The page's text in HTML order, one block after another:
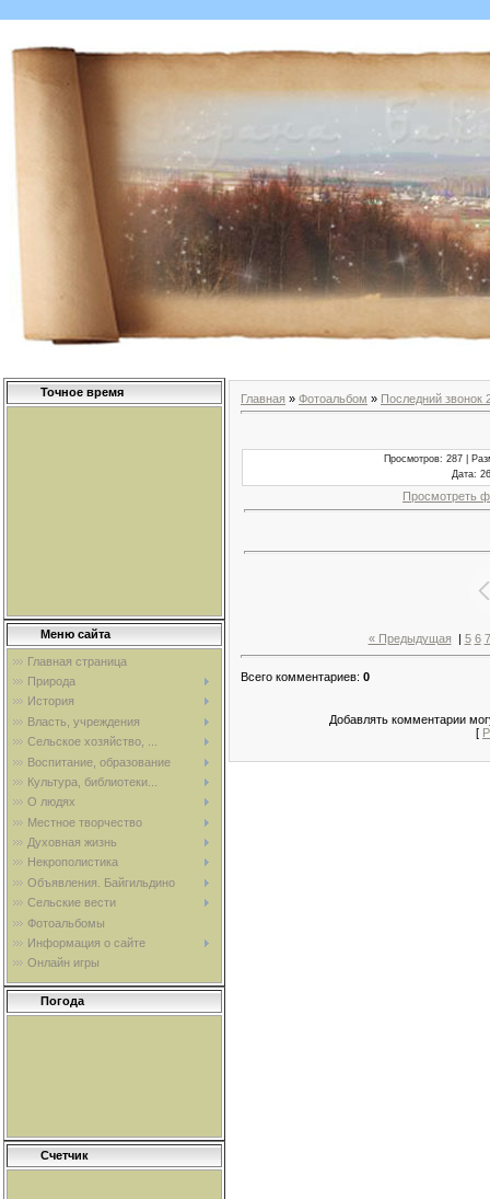
Точное время
Меню сайта
Главная страница
Природа
История
Власть, учреждения
Сельское хозяйство, ...
Воспитание, образование
Культура, библиотеки...
О людях
Местное творчество
Духовная жизнь
Некрополистика
Объявления. Байгильдино
Сельские вести
Фотоальбомы
Информация о сайте
Онлайн игры
Погода
Счетчик
Главная » Фотоальбом » Последний звонок
Просмотров: 287 |
Дата:
Просмотреть
« Предыдущая 5 6 7
Всего комментариев: 0
Добавлять комментарии
[